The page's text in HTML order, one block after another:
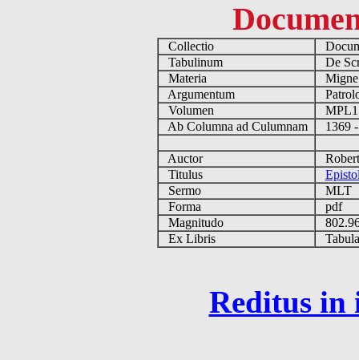
Collectio
Tabulinum
De
Materia
Argumentum
Volumen
Ab Columna ad Culumnam
1369
Auctor
Titulus
Sermo
MLT
Forma
pdf
Magnitudo
Ex Libris
Reditus in